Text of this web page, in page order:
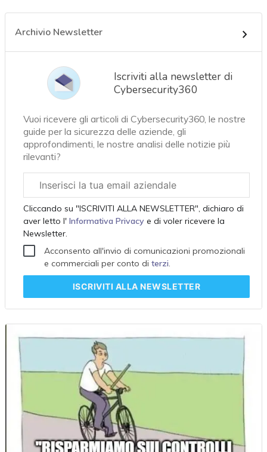
Archivio Newsletter
Iscriviti alla newsletter di
Cybersecurity360
Vuoi ricevere gli articoli di Cybersecurity360, le nostre
guide per la sicurezza delle aziende, gli
approfondimenti, le nostre analisi delle notizie più
rilevanti?
aziendale
Cliccando su "ISCRIVITI ALLA NEWSLETTER", dichiaro di
aver letto l'Informativa Privacy e di voler ricevere la
Newsletter.
Acconsento all'invio di comunicazioni promozionali
e commerciali per conto di terzi.
ISCRIVITI ALLA NEWSLETTER